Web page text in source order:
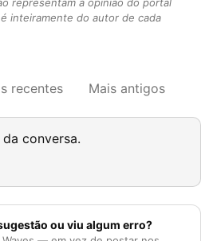
inteiramente do autor de cada
recentes Mais antigos
conversa.
ou viu algum erro?